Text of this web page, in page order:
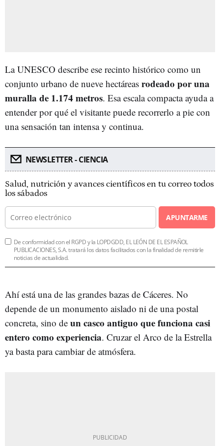
La UNESCO describe ese recinto histórico como un
conjunto urbano de nueve hectáreas rodeado por una
muralla de 1.174 metros. Esa escala compacta ayuda a
entender por qué el visitante puede recorrerlo a pie con
una sensación tan intensa y continua.
NEWSLETTER - CIENCIA
Salud, nutrición y avances científicos en tu correo todos
los sábados
APUNTARME
De conformidad con el RGPD y la LOPDGDD, EL LEÓN DE EL ESPAÑOL
PUBLICACIONES, S.A. tratará los datos facilitados con la finalidad de remitirle
noticias de actualidad.
Ahí está una de las grandes bazas de Cáceres. No
depende de un monumento aislado ni de una postal
concreta, sino de un casco antiguo que funciona casi
entero como experiencia. Cruzar el Arco de la Estrella
ya basta para cambiar de atmósfera.